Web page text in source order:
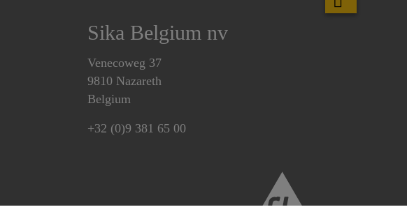
Sika Belgium nv
Venecoweg 37
9810 Nazareth
Belgium
+32 (0)9 381 65 00